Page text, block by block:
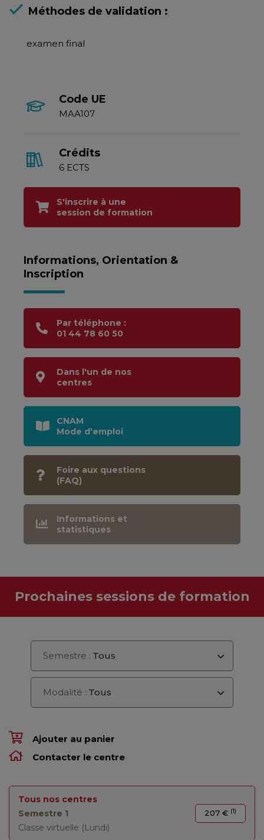
Méthodes de validation :
examen final
Code UE
MAA107
Crédits
6 ECTS
S'inscrire à une
session de formation
Informations, Orientation &
Inscription
Par téléphone :
01 44 78 60 50
Dans l'un de nos
centres
CNAM
Mode d'emploi
Foire aux questions
(FAQ)
Informations et
statistiques
Prochaines sessions de formation
Semestre : Tous
Modalité : Tous
Ajouter au panier
Contacter le centre
Tous nos centres
Semestre 1
Classe virtuelle (Lundi)
207 € (1)